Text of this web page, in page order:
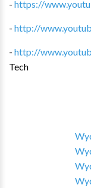
- https://
- http://
- http://
Tech